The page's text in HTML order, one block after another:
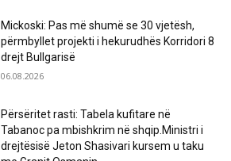
Mickoski: Pas më shumë se 30 vjetësh,
përmbyllet projekti i hekurudhës Korridori 8
drejt Bullgarisë
06.08.2026
Përsëritet rasti: Tabela kufitare në
Tabanoc pa mbishkrim në shqip.Ministri i
drejtësisë Jeton Shasivari kursem u taku